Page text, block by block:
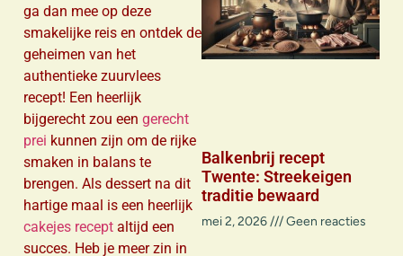
ga dan mee op deze
smakelijke reis en ontdek de
geheimen van het
authentieke zuurvlees
recept! Een heerlijk
bijgerecht zou een gerecht
prei kunnen zijn om de rijke
smaken in balans te
brengen. Als dessert na dit
hartige maal is een heerlijk
cakejes recept altijd een
succes. Heb je meer zin in
Balkenbrij recept
Twente: Streekeigen
traditie bewaard
mei 2, 2026 Geen reacties